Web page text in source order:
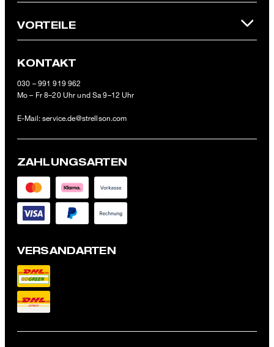
VORTEILE
KONTAKT
030 – 991 919 962
Mo – Fr 8–20 Uhr und Sa 9–12 Uhr
E-Mail:service.de@strellson.com
ZAHLUNGSARTEN
VERSANDARTEN